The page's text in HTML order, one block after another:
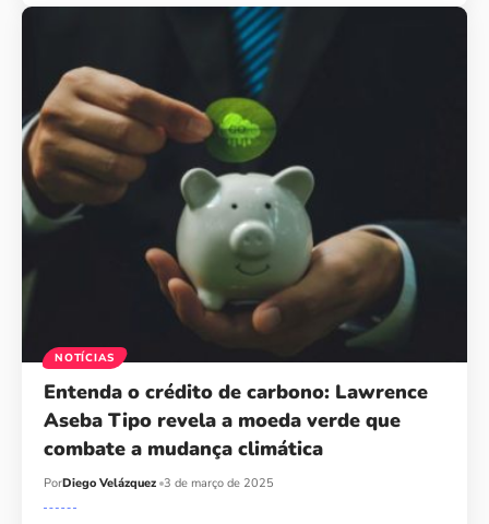
NOTÍCIAS
Entenda o crédito de carbono: Lawrence
Aseba Tipo revela a moeda verde que
combate a mudança climática
PorDiego Velázquez 3 de março de 2025